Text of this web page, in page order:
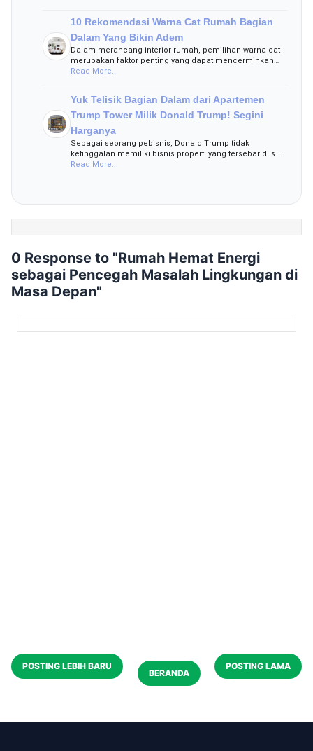
10 Rekomendasi Warna Cat Rumah Bagian
Dalam Yang Bikin Adem
Dalam merancang interior rumah, pemilihan warna cat
merupakan faktor penting yang dapat mencerminkan…
Read More...
Yuk Telisik Bagian Dalam dari Apartemen
Trump Tower Milik Donald Trump! Segini
Harganya
Sebagai seorang pebisnis, Donald Trump tidak
ketinggalan memiliki bisnis properti yang tersebar di s…
Read More...
0 Response to "Rumah Hemat Energi
sebagai Pencegah Masalah Lingkungan di
Masa Depan"
POSTING LEBIH BARU POSTING LAMA
BERANDA